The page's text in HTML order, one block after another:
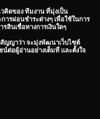
คิดของ ทีมงาน ที่มุ่งเป็น
ารผ่อนชำระต่างๆ เพื่อใช้ในการ
สินเชื่อทางการเงินใดๆ
ญญาว่า จะมุ่งพัฒนาเว็บไซต์
ต่อผู้อ่านอย่างเต็มที่ และตั้งใจ